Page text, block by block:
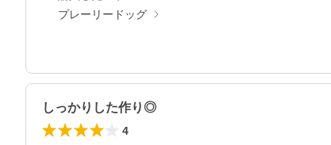
プレーリードッグ
しっかりした作り◎
4